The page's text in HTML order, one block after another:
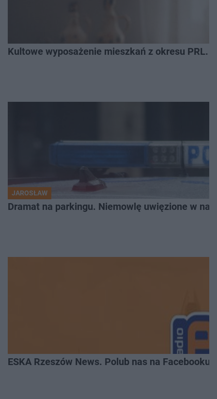
Kultowe wyposażenie mieszkań z okresu PRL.
JAROSŁAW
Dramat na parkingu. Niemowlę uwięzione w
ESKA Rzeszów News. Polub nas na Facebooku!